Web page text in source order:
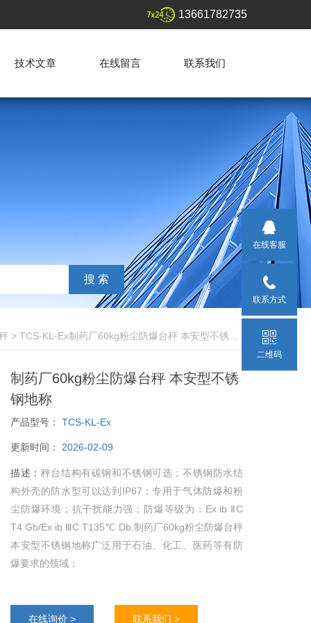
13661782735
技术文章 在线留言 联系我们
> TCS-KL-Ex制药厂60kg粉尘防爆台秤 本安型不锈钢地称
制药厂60kg粉尘防爆台秤 本安型不锈
钢地称
产品型号： TCS-KL-Ex
更新时间： 2026-02-09
描述： 秤台结构有碳钢和不锈钢可选；不锈钢防水结
构外壳的防水型可以达到IP67；专用于气体防爆和粉
尘防爆环境；抗干扰能力强；防爆等级为：Ex ib ⅡC
T4 Gb/Ex ib ⅢC T135℃ Db,制药厂60kg粉尘防爆台秤
本安型不锈钢地称广泛用于石油、化工、医药等有防
爆要求的领域；
在线询价 > 联系我们 >
在线客服
联系方式
二维码